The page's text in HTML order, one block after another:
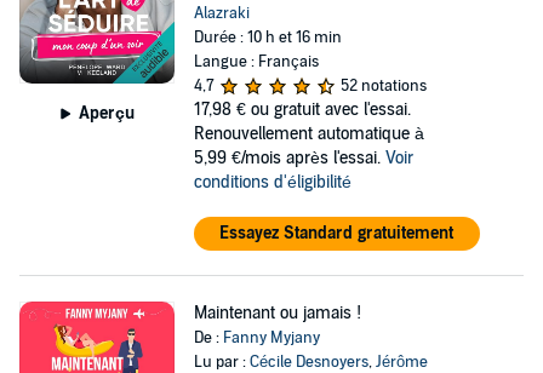
Aperçu
Alazraki
Durée : 10 h et 16 min
Langue : Français
4,7
52 notations
17,98 € ou gratuit avec l'essai.
Renouvellement automatique à
5,99 €/mois après l'essai. Voir
conditions d'éligibilité
Essayez Standard gratuitement
Maintenant ou jamais !
De : Fanny Myjany
Lu par :Cécile Desnoyers,Jérôme